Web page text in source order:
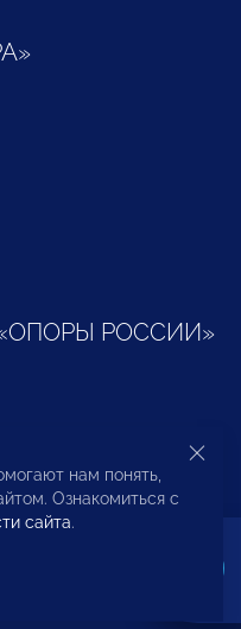
«ОПОРЫ РОССИИ»
и
нам понять,
Ознакомиться с
сайта.